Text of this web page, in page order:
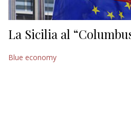
TURISMO
CULTURA
NAUTICA
La Sicilia al
Blue economy